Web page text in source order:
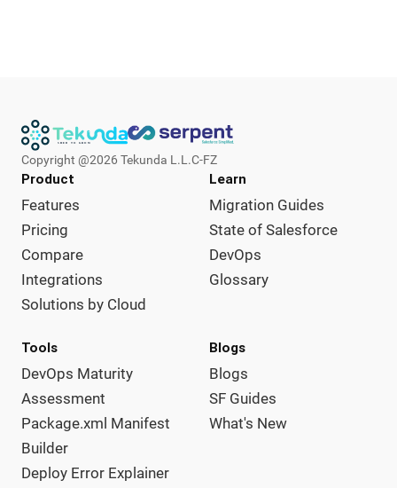
Copyright @2026 Tekunda L.L.C-FZ
Product
Features
Pricing
Compare
Integrations
Solutions by Cloud
Learn
Migration Guides
State of Salesforce
DevOps
Glossary
Tools
DevOps Maturity
Assessment
Package.xml Manifest
Builder
Deploy Error Explainer
Blogs
Blogs
SF Guides
What's New